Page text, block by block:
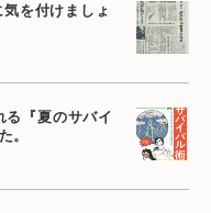
を付けましょ
る『夏のサバイ
。